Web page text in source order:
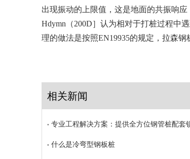
出现振动的上限值，这是地面的共振响
Hdymn（200D］认为相对于打桩过程中
理的做法是按照EN19935的规定， 拉森钢
相关新闻
专业工程解决方案：提供全方位钢管桩配套
什么是冷弯型钢板桩